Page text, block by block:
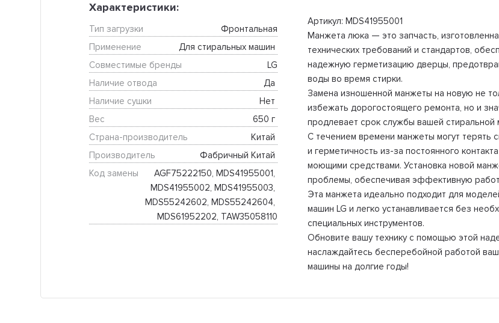
Артикул: MDS41955001
Манжета люка — это запчасть,
технических требований и стандартов,
надежную герметизацию дверцы,
воды во время стирки.
Замена изношенной манжеты на новую не
избежать дорогостоящего ремонта, но и
продлевает срок службы вашей стиральной
С течением времени манжеты могут терять
и герметичность из-за постоянного
моющими средствами. Установка новой
проблемы, обеспечивая эффективную
Эта манжета идеально подходит для
машин LG и легко устанавливается без
специальных инструментов.
Обновите вашу технику с помощью этой
наслаждайтесь бесперебойной работой
машины на долгие годы!
Характеристики:
Тип загрузки
Фронтальная
Применение
Для стиральных машин
Совместимые бренды
LG
Наличие отвода
Да
Наличие сушки
Нет
Вес
650 г
Страна-производитель
Китай
Производитель
Фабричный Китай
Код замены
AGF75222150, MDS41955001,
MDS41955002, MDS41955003,
MDS55242602, MDS55242604,
MDS61952202, TAW35058110